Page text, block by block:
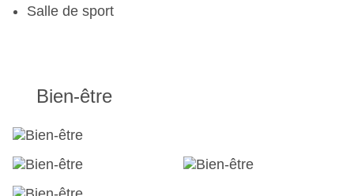
Salle de sport
Bien-être